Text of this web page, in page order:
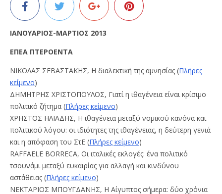
ΙΑΝΟΥΑΡΙΟΣ-ΜΑΡΤΙΟΣ 2013
ΕΠΕΑ ΠΤΕΡΟΕΝΤΑ
ΝΙΚΟΛΑΣ ΣΕΒΑΣΤΑΚΗΣ, H διαλεκτική της αμνησίας (Πλήρες
κείμενο)
ΔΗΜΗΤΡΗΣ ΧΡΙΣΤΟΠΟΥΛΟΣ, Γιατί η ιθαγένεια είναι κρίσιμο
πολιτικό ζήτημα (Πλήρες κείμενο)
ΧΡΗΣΤΟΣ ΗΛΙΑΔΗΣ, Η ιθαγένεια μεταξύ νομικού κανόνα και
πολιτικού λόγου: οι ιδιότητες της ιθαγένειας, η δεύτερη γενιά
και η απόφαση του ΣτΕ (Πλήρες κείμενο)
RAFFAELE BORRECA, Οι ιταλικές εκλογές: ένα πολιτικό
τσουνάμι μεταξύ ευκαιρίας για αλλαγή και κινδύνου
αστάθειας (Πλήρες κείμενο)
ΝΕΚΤΑΡΙΟΣ ΜΠΟΥΓΔΑΝΗΣ, Η Αίγυπτος σήμερα: δύο χρόνια